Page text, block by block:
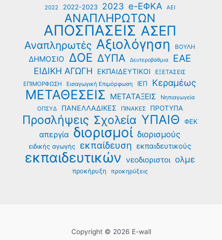
2022 2022-2023 2023 e-ΕΦΚΑ ΑΕΙ
ΑΝΑΠΛΗΡΩΤΩΝ
ΑΠΟΣΠΑΣΕΙΣ ΑΣΕΠ
Αναπληρωτές Αξιολόγηση ΒΟΥΛΗ
ΔΗΜΟΣΙΟ ΔΟΕ ΔΥΠΑ Δευτεροβάθμια ΕΑΕ
ΕΙΔΙΚΗ ΑΓΩΓΗ ΕΚΠΑΙΔΕΥΤΙΚΟΙ ΕΞΕΤΑΣΕΙΣ
ΕΠΙΜΟΡΦΩΣΗ Εισαγωγική Επιμόρφωση ΙΕΠ Κεραμέως
ΜΕΤΑΘΕΣΕΙΣ ΜΕΤΑΤΑΞΕΙΣ
Νηπιαγωγεία
ΟΠΣΥΔ
ΠΑΝΕΛΛΑΔΙΚΕΣ ΠΙΝΑΚΕΣ ΠΡΟΤΥΠΑ
Προσλήψεις Σχολεία ΥΠΑΙΘ ΦΕΚ
απεργία διορισμοί διορισμούς
ειδικής αγωγής εκπαίδευση εκπαιδευτικούς
εκπαιδευτικών νεοδιοριστοι ολμε
προκήρυξη προκηρύξεις
Copyright © 2026 E-wall